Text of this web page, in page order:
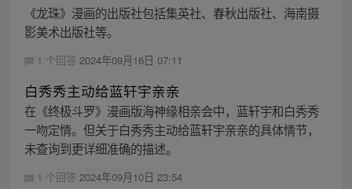
《龙珠》漫画的出版社包括集英社、春秋出版社、海南摄
影美术出版社等。
1 个回答 2024年09月16日 07:11
白秀秀主动给蓝轩宇亲亲
在《终极斗罗》漫画版海神缘相亲会中，蓝轩宇和白秀秀
一吻定情。但关于白秀秀主动给蓝轩宇亲亲的具体情节，
未查询到更详细准确的描述。
1 个回答 2024年09月10日 23:54